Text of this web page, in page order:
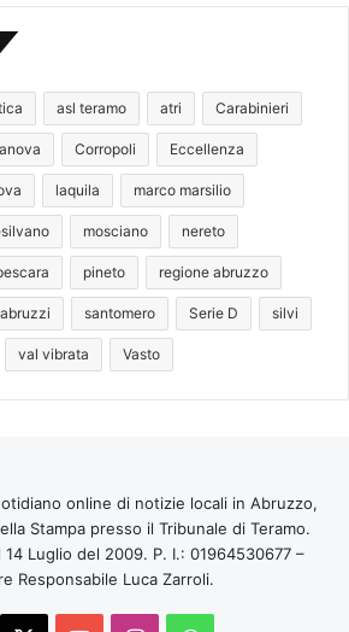
asl teramo atri Carabinieri
Corropoli Eccellenza
laquila marco marsilio
mosciano nereto
pineto regione abruzzo
santomero Serie D silvi
val vibrata Vasto
online di notizie locali in Abruzzo,
Stampa presso il Tribunale di Teramo.
Luglio del 2009. P. I.: 01964530677 –
Responsabile Luca Zarroli.